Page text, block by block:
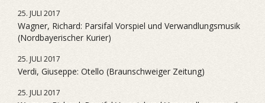
25. JULI 2017
Wagner, Richard: Parsifal Vorspiel und Verwandlungsmusik
(Nordbayerischer Kurier)
25. JULI 2017
Verdi, Giuseppe: Otello (Braunschweiger Zeitung)
25. JULI 2017